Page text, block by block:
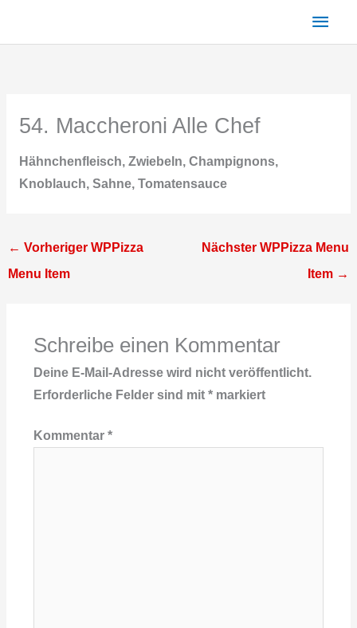
54. Maccheroni Alle Chef
Hähnchenfleisch, Zwiebeln, Champignons,
Knoblauch, Sahne, Tomatensauce
← Vorheriger WPPizza
Menu Item
Nächster WPPizza Menu
Item →
Schreibe einen Kommentar
Deine E-Mail-Adresse wird nicht veröffentlicht.
Erforderliche Felder sind mit *markiert
Kommentar *